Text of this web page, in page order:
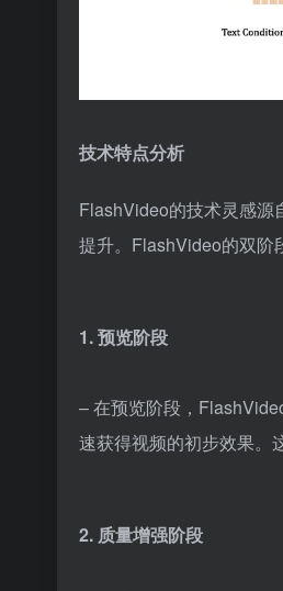
技术特点分析
FlashVideo的技术灵感源
提升。FlashVideo的双阶
1. 预览阶段
– 在预览阶段，
速获得视频的初步效果。
2. 质量增强阶段